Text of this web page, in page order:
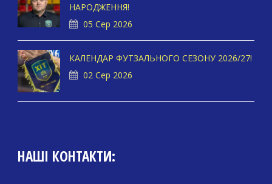
НАРОДЖЕННЯ!
05 Сер 2026
КАЛЕНДАР ФУТЗАЛЬНОГО СЕЗОНУ 2026/27!
02 Сер 2026
НАШІ КОНТАКТИ: